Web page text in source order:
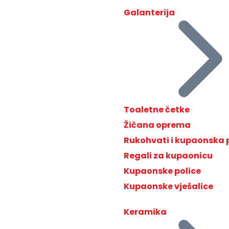
Galanterija
Toaletne četke
Žičana oprema
Rukohvati i kupaonska
Regali za kupaonicu
Kupaonske police
Kupaonske vješalice
Keramika